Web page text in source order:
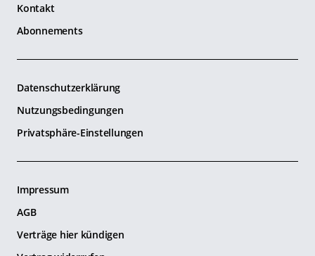
Kontakt
Abonnements
Datenschutzerklärung
Nutzungsbedingungen
Privatsphäre-Einstellungen
Impressum
AGB
Verträge hier kündigen